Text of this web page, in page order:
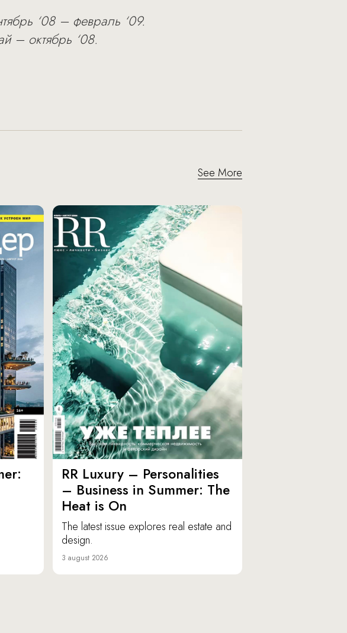
‘08 – февраль ‘09.
– октябрь ‘08.
See More
RR Luxury – Personalities
– Business in Summer: The
Heat is On
The latest issue explores real estate and
design.
3 august 2026